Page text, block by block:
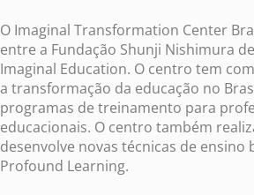
O Imaginal Transformation Center
entre a Fundação Shunji Nishimura
Imaginal Education. O centro tem
a transformação da educação no
programas de treinamento para
educacionais. O centro também
desenvolve novas técnicas de ensino
Profound Learning.